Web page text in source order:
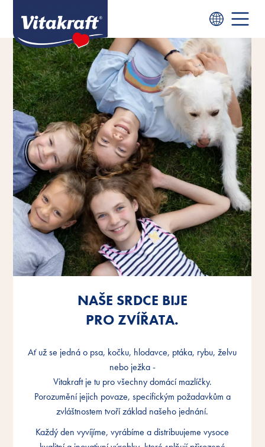
NAŠE SRDCE BIJE
PRO ZVÍŘATA.
Ať už se jedná o psa, kočku, hlodavce, ptáka, rybu, želvu
nebo ježka -
Vitakraft je tu pro všechny domácí mazlíčky.
Porozumění jejich povaze, specifickým požadavkům a
zvláštnostem tvoří základ našeho jednání.
Každý den vyvíjíme, vyrábíme a distribuujeme vysoce
NAŠE SRDCE BIJE
PRO ZVÍŘATA.
Ať už se jedná o psa, kočku, hlodavce, ptáka, rybu, želvu
nebo ježka -
Vitakraft je tu pro všechny domácí mazlíčky.
Porozumění jejich povaze, specifickým požadavkům a
zvláštnostem tvoří základ našeho jednání.
Každý den vyvíjíme, vyrábíme a distribuujeme vysoce
NAŠE SRDCE BIJE
PRO ZVÍŘATA.
Ať už se jedná o psa, kočku, hlodavce, ptáka, rybu, želvu
nebo ježka -
Vitakraft je tu pro všechny domácí mazlíčky.
Porozumění jejich povaze, specifickým požadavkům a
zvláštnostem tvoří základ našeho jednání.
Každý den vyvíjíme, vyrábíme a distribuujeme vysoce